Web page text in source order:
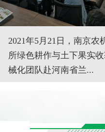
2021年5月21日，南京农
所绿色耕作与土下果实
械化团队赴河南省兰...